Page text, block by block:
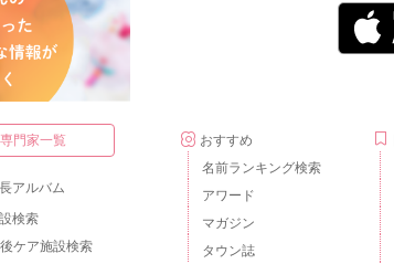
門家一覧
アルバム
検索
ケア施設検索
おすすめ
名前ランキング検索
アワード
マガジン
タウン誌